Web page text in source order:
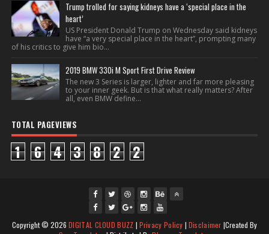
Trump trolled for saying kidneys have a ‘special place in the
heart’
US President Donald Trump on Wednesday said kidneys
have “a very special place in the heart”, prompting many
of his critics to give him bio...
2019 BMW 330i M Sport First Drive Review
The new 3 Series is larger, lighter and far more pleasing
to your inner geek. But is that what really matters? After
all, even BMW define...
TOTAL PAGEVIEWS
1 6 4 3 8 2 2
fac twi
gpl ins
you
Copyright ©2026DIGITAL CLOUD BUZZ | Privacy Policy | Disclaimer |Created By